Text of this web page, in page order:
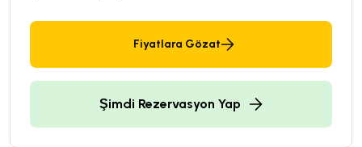
Fiyatlara Gözat
Şimdi Rezervasyon Yap